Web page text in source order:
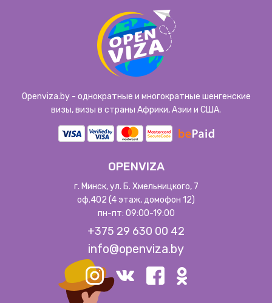
Openviza.by - однократные и многократные шенгенские
визы, визы в страны Африки, Азии и США.
OPENVIZA
г. Минск, ул. Б. Хмельницкого, 7
оф.402 (4 этаж, домофон 12)
пн-пт: 09:00-19:00
+375 29 630 00 42
info@openviza.by